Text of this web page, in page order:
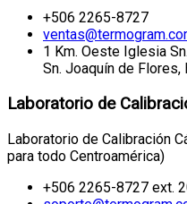
+506 2265-8727
1 Km. Oeste Iglesia
Sn. Joaquín de Flores,
Laboratorio de
Laboratorio de Calibración
para todo Centroamérica)
+506 2265-8727 ext.